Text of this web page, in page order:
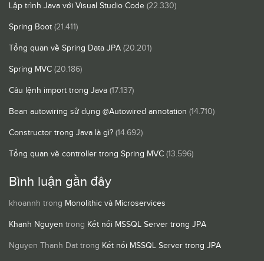
Lập trình Java với Visual Studio Code (22.330)
Spring Boot (21.411)
Tổng quan về Spring Data JPA (20.201)
Spring MVC (20.186)
Câu lệnh import trong Java (17.137)
Bean autowiring sử dụng @Autowired annotation (14.710)
Constructor trong Java là gì? (14.692)
Tổng quan về controller trong Spring MVC (13.596)
Bình luận gần đây
khoannh trong Monolithic và Microservices
Khanh Nguyen trong Kết nối MSSQL Server trong JPA
Nguyen Thanh Dat trong Kết nối MSSQL Server trong JPA